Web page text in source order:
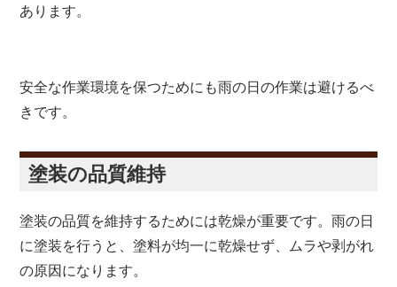
あります。
安全な作業環境を保つためにも雨の日の作業は避けるべ
きです。
塗装の品質維持
塗装の品質を維持するためには乾燥が重要です。雨の日
に塗装を行うと、塗料が均一に乾燥せず、ムラや剥がれ
の原因になります。